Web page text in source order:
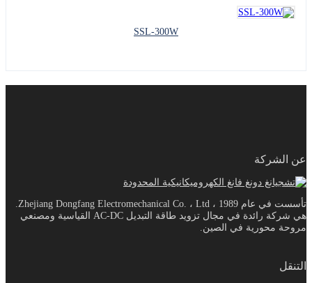
SSL-300W
عن الشركة
هي شركة رائدة في مجال تزويد طاقة التبديل AC-DC القياسية ومصنعي
مروحة محورية في الصين.
التنقل